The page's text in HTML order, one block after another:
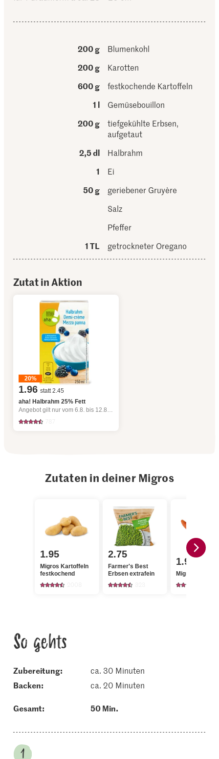
200 g
Blumenkohl
200 g
Karotten
600 g
festkochende Kartoffeln
1 l
Gemüsebouillon
200 g
tiefgekühlte Erbsen,
aufgetaut
2,5 dl
Halbrahm
1
Ei
50 g
geriebener Gruyère
Salz
Pfeffer
1 TL
getrockneter Oregano
Zutat in Aktion
20%
1.96 statt 2.45
aha! Halbrahm 25% Fett
Angebot gilt nur vom 6.8. bis 12.8.2026, solange Vorrat.
Zutaten in deiner Migros
1.95
Migros Kartoffeln
festkochend
2.75
Farmer's Best
Erbsen extrafein
1.95
Migros
So gehts
Zubereitung:
ca. 30 Minuten
backen:
ca. 20 Minuten
Gesamt: 50 Min.